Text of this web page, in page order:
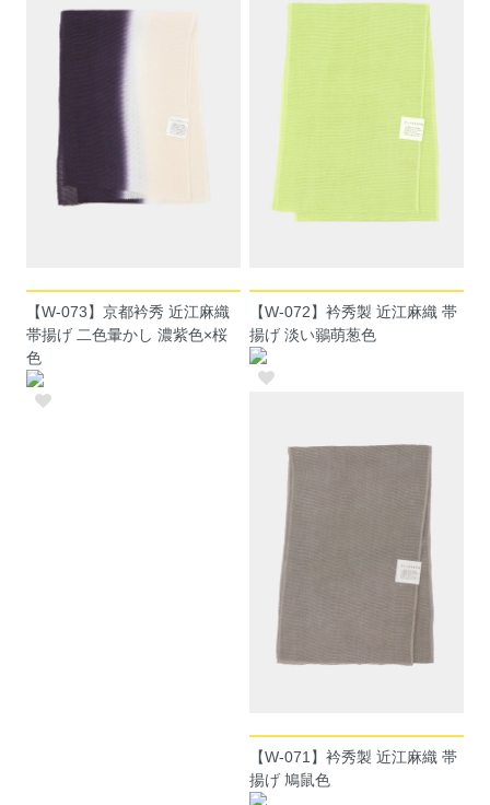
【W-073】京都衿秀 近江麻織
帯揚げ 二色暈かし 濃紫色×桜
色
【W-072】衿秀製 近江麻織 帯
揚げ 淡い鶸萌葱色
【W-071】衿秀製 近江麻織 帯
揚げ 鳩鼠色